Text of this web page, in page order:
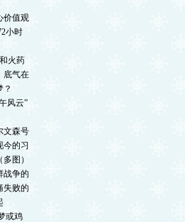
价值观
小时
火药
底气在
？
风云”
文森号
今的习
图）
战争的
失败的
或鸡